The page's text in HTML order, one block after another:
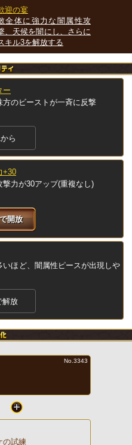
迎の宴
全体に強力な闇属性攻
、天候を闇にし、さらに
キル3を解放する
ー
のビーストが一斉に反撃
ら
+30
力が30アップ(重複なし)
開放
ほど、闇属性ピースが出現しや
解放
No.3343
の試練